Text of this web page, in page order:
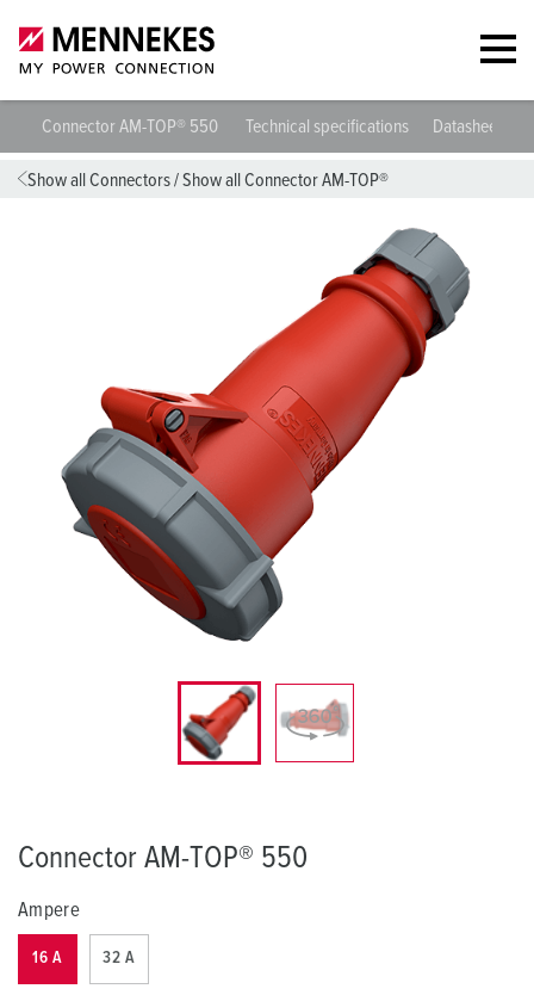
Connector AM-TOP® 550 Technical specifications Datasheets &
Show all Connectors/Show all Connector AM-TOP®
Connector AM-TOP® 550
Ampere
16 A 32 A